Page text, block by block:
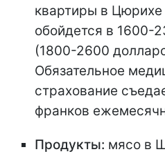
квартиры в
обойдется в 1600-
(1800-2600
Обязательное
страхование
франков
Продукты: мясо в